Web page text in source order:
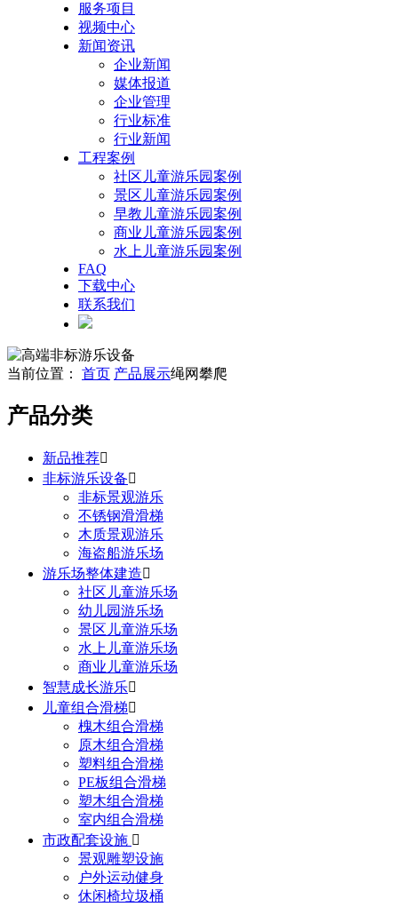
服务项目
视频中心
新闻资讯
企业新闻
媒体报道
企业管理
行业标准
行业新闻
工程案例
社区儿童游乐园案例
景区儿童游乐园案例
早教儿童游乐园案例
商业儿童游乐园案例
水上儿童游乐园案例
FAQ
下载中心
联系我们
当前位置： 首页 产品展示绳网攀爬
产品分类
新品推荐
非标游乐设备
非标景观游乐
不锈钢滑滑梯
木质景观游乐
海盗船游乐场
游乐场整体建造
社区儿童游乐场
幼儿园游乐场
景区儿童游乐场
水上儿童游乐场
商业儿童游乐场
智慧成长游乐
儿童组合滑梯
槐木组合滑梯
原木组合滑梯
塑料组合滑梯
PE板组合滑梯
塑木组合滑梯
室内组合滑梯
市政配套设施 
景观雕塑设施
户外运动健身
休闲椅垃圾桶